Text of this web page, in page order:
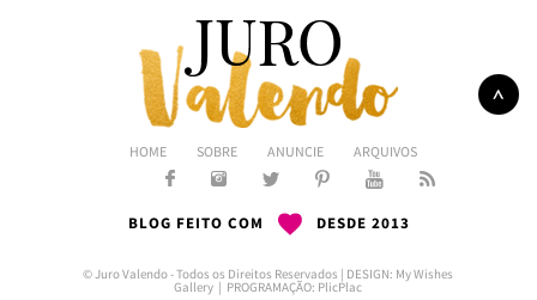
HOME SOBRE ANUNCIE ARQUIVOS
BLOG FEITO COM DESDE 2013
© Juro Valendo - Todos os Direitos Reservados | DESIGN: My Wishes
Gallery | PROGRAMAÇÃO: PlicPlac